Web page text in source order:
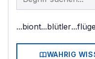
...biont...blütler
WAHRIG